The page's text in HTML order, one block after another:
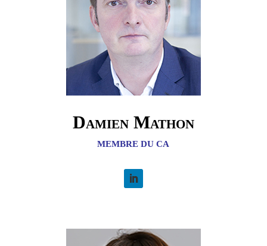
Damien Mathon
MEMBRE DU CA